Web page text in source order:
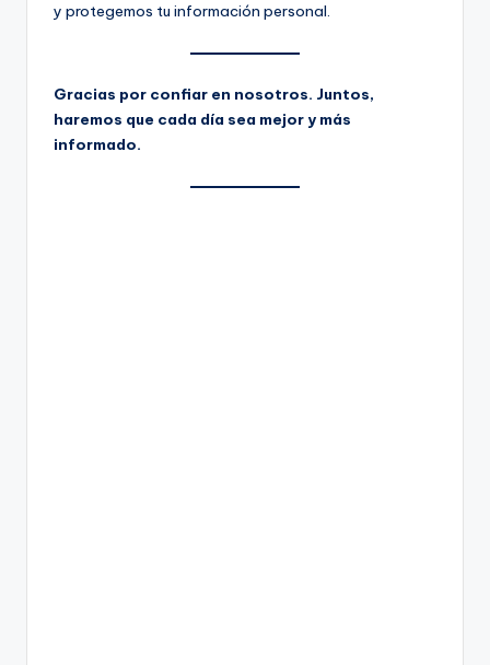
y protegemos tu información personal.
Gracias por confiar en nosotros. Juntos,
haremos que cada día sea mejor y más
informado.